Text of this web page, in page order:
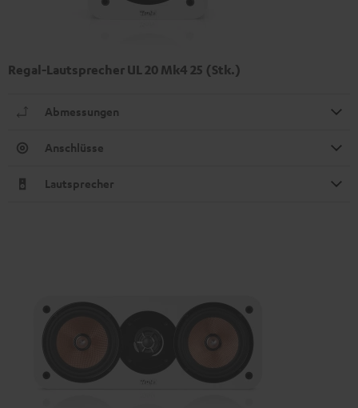
Regal-Lautsprecher UL 20 Mk4 25 (Stk.)
Abmessungen
Anschlüsse
Lautsprecher